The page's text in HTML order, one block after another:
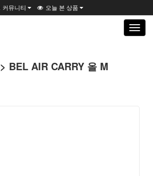
커뮤니티 오늘 본 상품
Toggle
> BEL AIR CARRY 올 M